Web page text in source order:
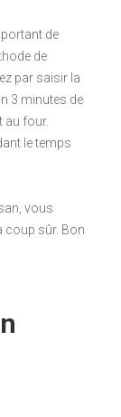
de
de
par saisir la
3 minutes de
au four.
le temps
vous
coup sûr. Bon